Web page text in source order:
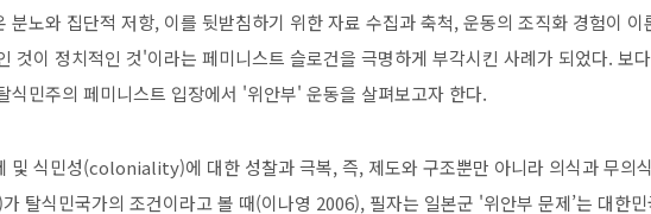
분노와 집단적 저항, 이를 뒷받침하기 위한 자료 수집과 축척, 운동의 조직화 경험이 이
것이 정치적인 것'이라는 페미니스트 슬로건을 극명하게 부각시킨 사례가 되었다. 보
식민주의 페미니스트 입장에서 '위안부' 운동을 살펴보고자 한다.
및 식민성(coloniality)에 대한 성찰과 극복, 즉, 제도와 구조뿐만 아니라 의식과 무의
탈식민국가의 조건이라고 볼 때(이나영 2006), 필자는 일본군 '위안부 문제’는 대한민